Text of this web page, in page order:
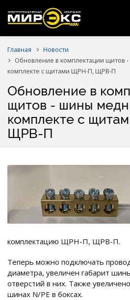
Главная
Новости
Обновление в комплектации щитов
комплекте с щитами ЩРН-П, ЩРВ-П
Обновление в
щитов - шины
комплекте с
ЩРВ-П
комплектацию ЩРН-П, ЩРВ-П.
Теперь можно подключать
диаметра, увеличен габарит
отверстий в них. Также
шинах N/PE в боксах.